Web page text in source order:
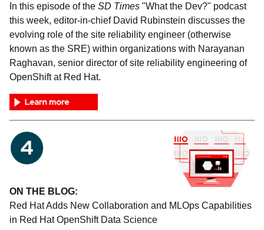
In this episode of the SD Times "What the Dev?" podcast
this week, editor-in-chief David Rubinstein discusses the
evolving role of the site reliability engineer (otherwise
known as the SRE) within organizations with Narayanan
Raghavan, senior director of site reliability engineering of
OpenShift at Red Hat.
ON THE BLOG:
Red Hat Adds New Collaboration and MLOps Capabilities
in Red Hat OpenShift Data Science